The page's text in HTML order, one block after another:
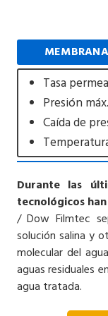
Tasa
Presión
Caída de
Durante las
tecnológicos
/ Dow Filmtec
solución salina y
molecular del
aguas residuales
agua tratada.